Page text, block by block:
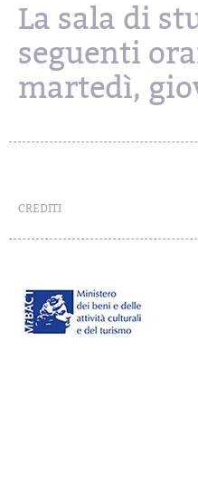
La sala di
seguenti
martedì,
CREDITI